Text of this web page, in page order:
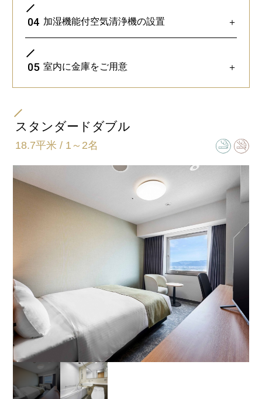
全客室18平米以上のゆったり設計。
スーツケースを置いてもゆとりあるスペースを確
保しております。
※画像はイメージです。
限定数にて客室をご用意しております。
旅の疲れを癒やすことができます。
※ホテルによりマッサージチェアのタイプは異なります。
※画像はイメージです。
04 加湿機能付空気清浄機の設置 ＋
お部屋の空気を快適・清潔に保つ、加湿機能付空
気清浄機を完備。
冬の乾燥しがちな客室に、あると嬉しいアイテム
※ホテルによりメーカー・タイプは異なります。
05 室内に金庫をご用意 ＋
客室内には金庫をご用意しております。
貴重品の管理に活用ください。
※画像はイメージです。
スタンダードダブル
18.7平米 / 1～2名